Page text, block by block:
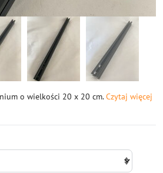
o wielkości 20 x 20 cm.Czytaj więcej